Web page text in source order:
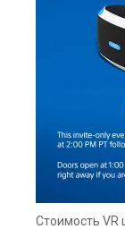
Стоимость VR